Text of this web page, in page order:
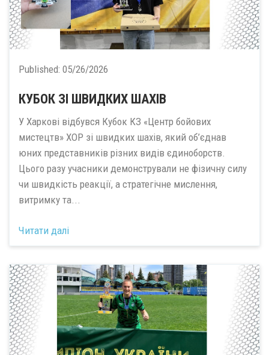
Published: 05/26/2026
КУБОК ЗІ ШВИДКИХ ШАХІВ
У Харкові відбувся Кубок КЗ «Центр бойових
мистецтв» ХОР зі швидких шахів, який об’єднав
юних представників різних видів єдиноборств.
Цього разу учасники демонстрували не фізичну силу
чи швидкість реакції, а стратегічне мислення,
витримку та...
Читати далі